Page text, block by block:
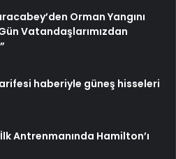
Orman Yangını
Vatandaşlarımızdan
haberiyle güneş hisseleri
Antrenmanında Hamilton’ı